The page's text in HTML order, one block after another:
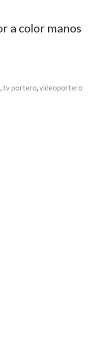
a color manos
,tv portero,videoportero